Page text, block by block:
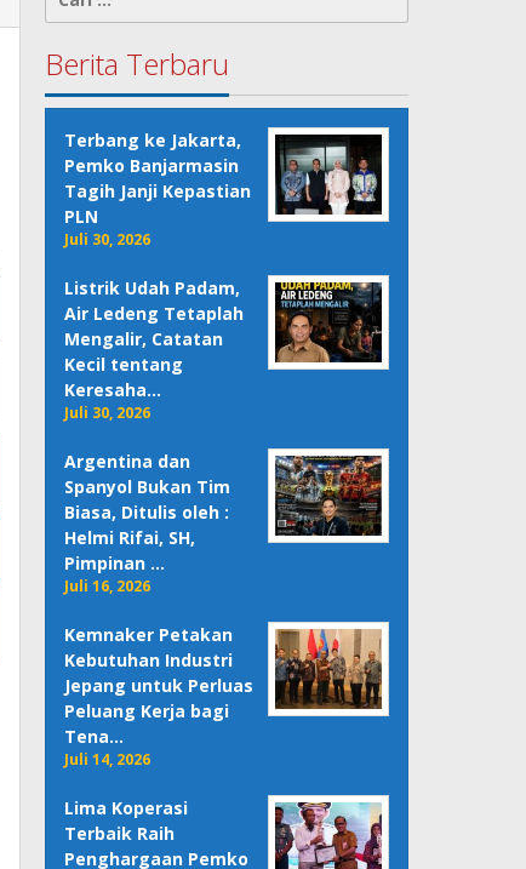
untuk:
Berita Terbaru
Terbang ke Jakarta,
Pemko Banjarmasin
Tagih Janji Kepastian
PLN
Juli 30, 2026
Listrik Udah Padam,
Air Ledeng Tetaplah
Mengalir, Catatan
Kecil tentang
Keresaha…
Juli 30, 2026
Argentina dan
Spanyol Bukan Tim
Biasa, Ditulis oleh :
Helmi Rifai, SH,
Pimpinan …
Juli 16, 2026
Kemnaker Petakan
Kebutuhan Industri
Jepang untuk Perluas
Peluang Kerja bagi
Tena…
Juli 14, 2026
Lima Koperasi
Terbaik Raih
Penghargaan Pemko